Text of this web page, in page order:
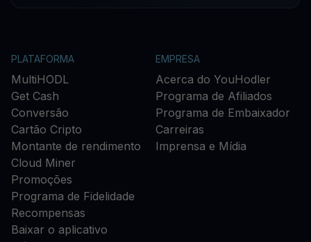
PLATAFORMA
MultiHODL
Get Cash
Conversão
Cartão Cripto
Montante de rendimento
Cloud Miner
Promoções
Programa de Fidelidade
Recompensas
Baixar o aplicativo
EMPRESA
Acerca do YouHodler
Programa de Afiliados
Programa de Embaixador
Carreiras
Imprensa e Mídia